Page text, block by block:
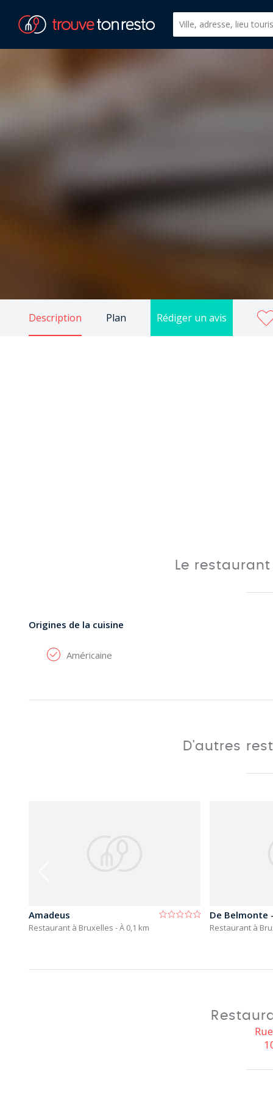
Description Plan Rédiger un avis
Le
Origines de la cuisine
Américaine
D'autres
Amadeus
Restaurant à Bruxelles - À 0,1 km Restaurant à